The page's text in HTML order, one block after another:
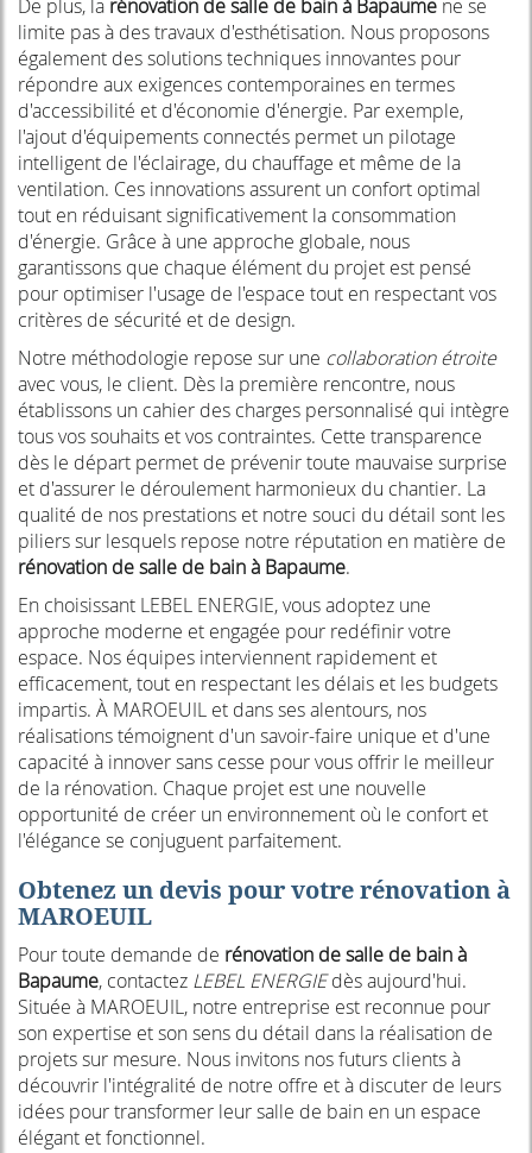
De plus, la rénovation de salle de bain à Bapaume ne se
limite pas à des travaux d'esthétisation. Nous proposons
également des solutions techniques innovantes pour
répondre aux exigences contemporaines en termes
d'accessibilité et d'économie d'énergie. Par exemple,
l'ajout d'équipements connectés permet un pilotage
intelligent de l'éclairage, du chauffage et même de la
ventilation. Ces innovations assurent un confort optimal
tout en réduisant significativement la consommation
d'énergie. Grâce à une approche globale, nous
garantissons que chaque élément du projet est pensé
pour optimiser l'usage de l'espace tout en respectant vos
critères de sécurité et de design.
Notre méthodologie repose sur une collaboration étroite
avec vous, le client. Dès la première rencontre, nous
établissons un cahier des charges personnalisé qui intègre
tous vos souhaits et vos contraintes. Cette transparence
dès le départ permet de prévenir toute mauvaise surprise
et d'assurer le déroulement harmonieux du chantier. La
qualité de nos prestations et notre souci du détail sont les
piliers sur lesquels repose notre réputation en matière de
rénovation de salle de bain à Bapaume.
En choisissant LEBEL ENERGIE, vous adoptez une
approche moderne et engagée pour redéfinir votre
espace. Nos équipes interviennent rapidement et
efficacement, tout en respectant les délais et les budgets
impartis. À MAROEUIL et dans ses alentours, nos
réalisations témoignent d'un savoir-faire unique et d'une
capacité à innover sans cesse pour vous offrir le meilleur
de la rénovation. Chaque projet est une nouvelle
opportunité de créer un environnement où le confort et
l'élégance se conjuguent parfaitement.
Obtenez un devis pour votre rénovation à
MAROEUIL
Pour toute demande de rénovation de salle de bain à
Bapaume, contactez LEBEL ENERGIEdès aujourd'hui.
Située à MAROEUIL, notre entreprise est reconnue pour
son expertise et son sens du détail dans la réalisation de
projets sur mesure. Nous invitons nos futurs clients à
découvrir l'intégralité de notre offre et à discuter de leurs
idées pour transformer leur salle de bain en un espace
élégant et fonctionnel.